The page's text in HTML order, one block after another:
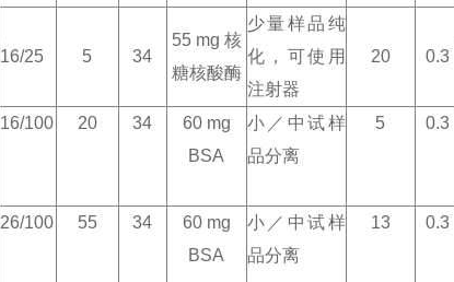
16/25 5 34
55 mg 核
糖核酸酶
少量样品纯
化，可使用
注射器
20 0.3
16/100 20 34
60 mg
BSA
小／中试样
品分离
5
0.3
26/100 55 34
60 mg
BSA
小／中试样
品分离
13
0.3